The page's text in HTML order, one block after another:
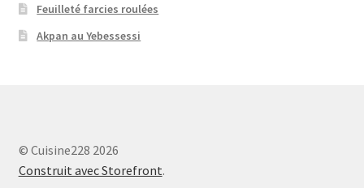
Feuilleté farcies roulées
Akpan au Yebessessi
© Cuisine228 2026
Construit avec Storefront.